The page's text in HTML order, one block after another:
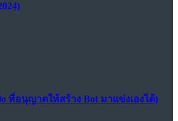
ที่อนุญาตให้สร้าง Bot มาแข่งเองได้)